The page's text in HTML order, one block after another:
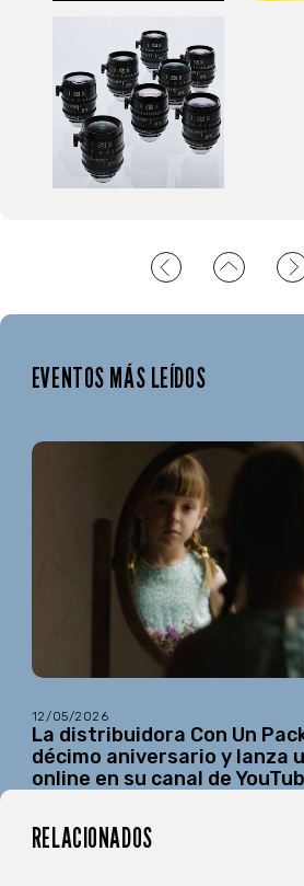
EVENTOS MÁS LEÍDOS
12/05/2026
La distribuidora Con Un
décimo aniversario y lanza
online en su canal de
RELACIONADOS